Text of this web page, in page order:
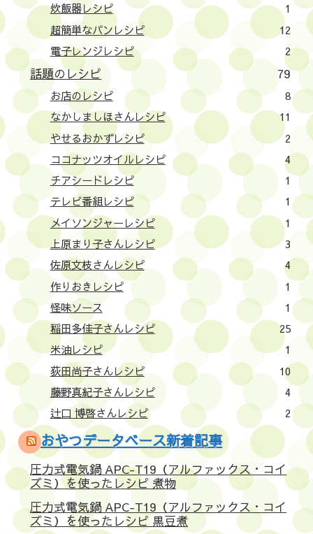
炊飯器レシピ
1
超簡単なパンレシピ
12
電子レンジレシピ
2
話題のレシピ 79
お店のレシピ
8
なかしましほさんレシピ
11
やせるおかずレシピ
2
ココナッツオイルレシピ
4
チアシードレシピ
1
テレビ番組レシピ
1
メイソンジャーレシピ
1
上原まり子さんレシピ
3
佐原文枝さんレシピ
4
作りおきレシピ
1
怪味ソース
1
稲田多佳子さんレシピ
25
米油レシピ
1
荻田尚子さんレシピ
10
藤野真紀子さんレシピ
4
辻口 博啓さんレシピ
2
おやつデータベース新着記事
圧力式電気鍋 APC-T19（アルファックス・コイ
ズミ）を使ったレシピ 煮物
圧力式電気鍋 APC-T19（アルファックス・コイ
ズミ）を使ったレシピ 黒豆煮